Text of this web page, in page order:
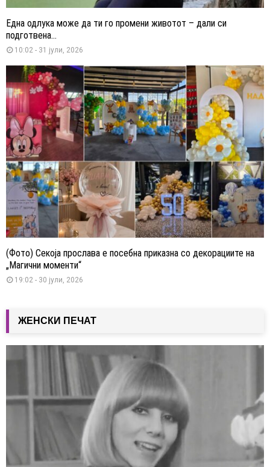
Една одлука може да ти го промени животот – дали си
подготвена...
10:02 - 31 јули, 2026
(Фото) Секоја прослава е посебна приказна со декорациите на
„Магични моменти“
19:02 - 30 јули, 2026
ЖЕНСКИ ПЕЧАТ